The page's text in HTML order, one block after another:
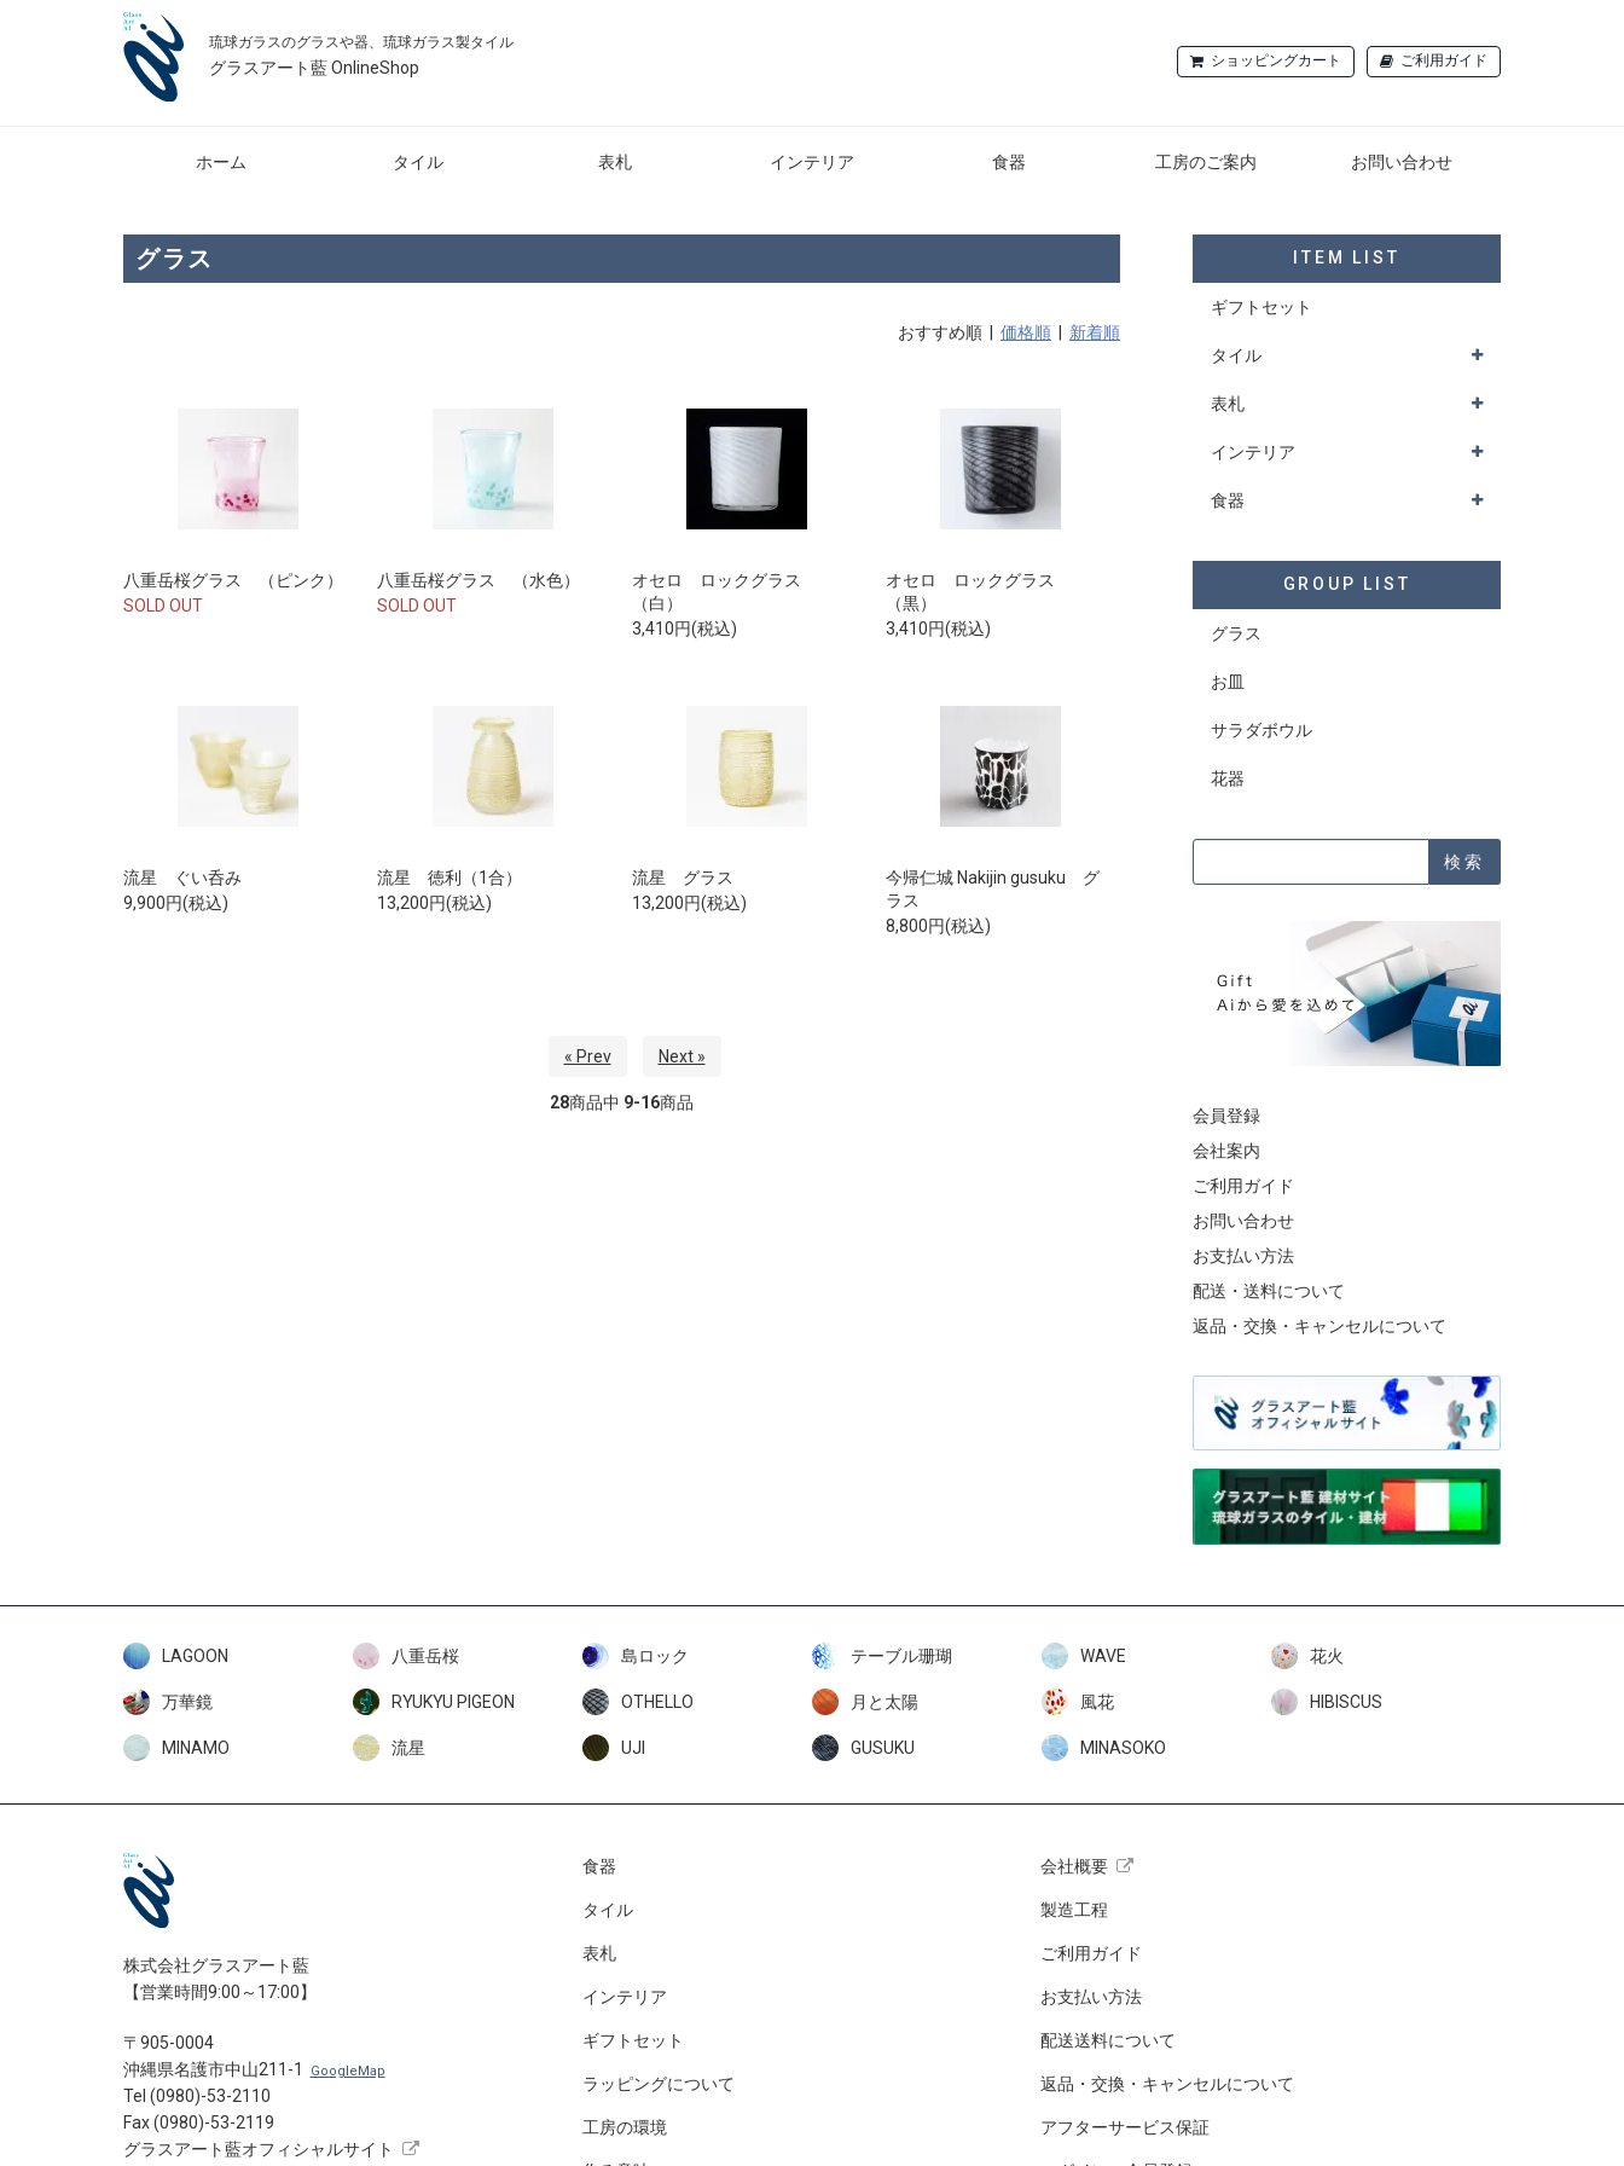
琉球ガラスのグラスや器、琉球ガラス製タイル
グラスアート藍 OnlineShop
ホーム タイル 表札 インテリア 食器 工房のご案内 お問い合わせ
ショッピングカート ご利用ガイド
グラス
おすすめ順 | 価格順 | 新着順
八重岳桜グラス （ピンク）
SOLD OUT
八重岳桜グラス （水色）
SOLD OUT
オセロ ロックグラス
（白）
3,410円(税込)
オセロ ロックグラス
（黒）
3,410円(税込)
流星 ぐい呑み
9,900円(税込)
流星 徳利（1合）
13,200円(税込)
流星 グラス
13,200円(税込)
今帰仁城 Nakijin gusuku グ
ラス
8,800円(税込)
« Prev Next »
28商品中 9-16商品
ITEM LIST
ギフトセット
タイル
表札
インテリア
食器
GROUP LIST
グラス
お皿
サラダボウル
花器
検索
会員登録
会社案内
ご利用ガイド
お問い合わせ
お支払い方法
配送・送料について
返品・交換・キャンセルについて
LAGOON 八重岳桜 島ロック テーブル珊瑚 WAVE 花火
万華鏡 RYUKYU PIGEON OTHELLO 月と太陽 風花 HIBISCUS
MINAMO 流星 UJI GUSUKU MINASOKO
株式会社グラスアート藍
【営業時間9:00～17:00】
〒905-0004
沖縄県名護市中山211-1
GoogleMap
Tel (0980)-53-2110
Fax (0980)-53-2119
グラスアート藍オフィシャルサイト
食器
タイル
表札
インテリア
ギフトセット
ラッピングについて
工房の環境
会社概要
製造工程
ご利用ガイド
お支払い方法
配送送料について
返品・交換・キャンセルについて
アフターサービス保証